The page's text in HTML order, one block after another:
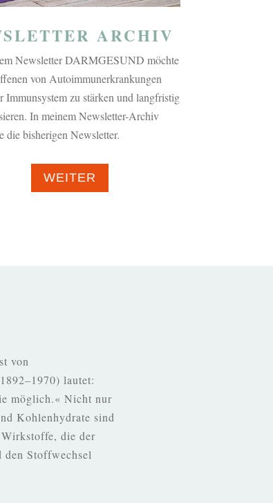
ARCHIV
Newsletter DARMGESUND möchte
von Autoimmunerkrankungen
Immunsystem zu stärken und langfristig
In meinem Newsletter-Archiv
die bisherigen Newsletter.
WEITER
von
lautet:
möglich.« Nicht nur
Kohlenhydrate sind
die der
den Stoffwechsel